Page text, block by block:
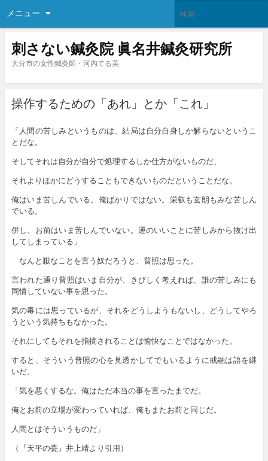
メニュー
刺さない鍼灸院 眞名井鍼灸研究所
大分市の女性鍼灸師・河内てる美
操作するための「あれ」とか「これ」
「人間の苦しみというものは、結局は自分自身しか解らないというこ
とだな。
そしてそれは自分が自分で処理するしか仕方がないものだ、
それよりほかにどうすることもできないものだということだな。
俺はいま苦しんでいる。俺ばかりではない。栄叡も玄朗もみな苦しん
でいる。
併し、お前はいま苦しんでいない。運のいいことに苦しみから抜け出
してしまっている」
なんと厭なことを言う奴だろうと、普照は思った。
言われた通り普照はいま自分が、きびしく考えれば、誰の苦しみにも
同情していない事を思った。
気の毒には思っているが、それをどうしようもないし、どうしてやろ
うという気持ちもなかった。
それにしてもそれを指摘されることは愉快なことではなかった。
すると、そういう普照の心を見透かしてでもいるように戒融は語を継
いだ。
「気を悪くするな。俺はただ本当の事を言ったまでだ。
俺とお前の立場が変わっていれば、俺もまたお前と同じだ。
人間とはそういうものだ」
（『天平の甍』井上靖より引用）